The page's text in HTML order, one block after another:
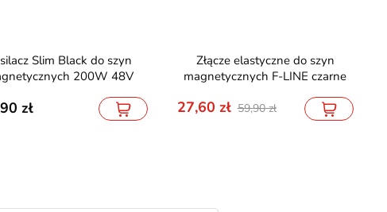
200W 48V
Złącze elastyczne do szyn
magnetycznych F-LINE czarne
27,60 59,90